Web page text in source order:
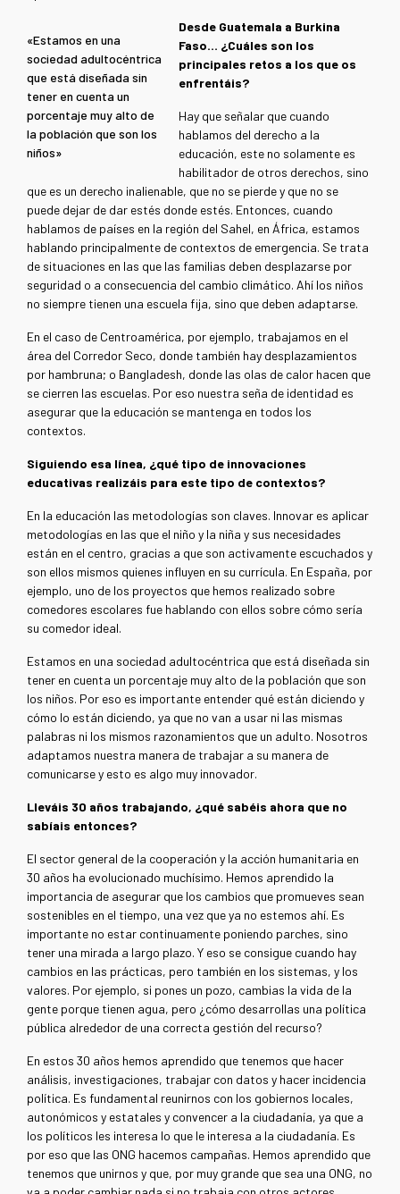
«Estamos en una
sociedad adultocéntrica
que está diseñada sin
tener en cuenta un
porcentaje muy alto de
la población que son los
niños»
Desde Guatemala a Burkina
Faso… ¿Cuáles son los
principales retos a los que os
enfrentáis?
Hay que señalar que cuando
hablamos del derecho a la
educación, este no solamente es
habilitador de otros derechos, sino
que es un derecho inalienable, que no se pierde y que no se
puede dejar de dar estés donde estés. Entonces, cuando
hablamos de países en la región del Sahel, en África, estamos
hablando principalmente de contextos de emergencia. Se trata
de situaciones en las que las familias deben desplazarse por
seguridad o a consecuencia del cambio climático. Ahí los niños
no siempre tienen una escuela fija, sino que deben adaptarse.
En el caso de Centroamérica, por ejemplo, trabajamos en el
área del Corredor Seco, donde también hay desplazamientos
por hambruna; o Bangladesh, donde las olas de calor hacen que
se cierren las escuelas. Por eso nuestra seña de identidad es
asegurar que la educación se mantenga en todos los
contextos.
Siguiendo esa línea, ¿qué tipo de innovaciones
educativas realizáis para este tipo de contextos?
En la educación las metodologías son claves. Innovar es aplicar
metodologías en las que el niño y la niña y sus necesidades
están en el centro, gracias a que son activamente escuchados y
son ellos mismos quienes influyen en su currícula. En España, por
ejemplo, uno de los proyectos que hemos realizado sobre
comedores escolares fue hablando con ellos sobre cómo sería
su comedor ideal.
Estamos en una sociedad adultocéntrica que está diseñada sin
tener en cuenta un porcentaje muy alto de la población que son
los niños. Por eso es importante entender qué están diciendo y
cómo lo están diciendo, ya que no van a usar ni las mismas
palabras ni los mismos razonamientos que un adulto. Nosotros
adaptamos nuestra manera de trabajar a su manera de
comunicarse y esto es algo muy innovador.
Lleváis 30 años trabajando, ¿qué sabéis ahora que no
sabíais entonces?
El sector general de la cooperación y la acción humanitaria en
30 años ha evolucionado muchísimo. Hemos aprendido la
importancia de asegurar que los cambios que promueves sean
sostenibles en el tiempo, una vez que ya no estemos ahí. Es
importante no estar continuamente poniendo parches, sino
tener una mirada a largo plazo. Y eso se consigue cuando hay
cambios en las prácticas, pero también en los sistemas, y los
valores. Por ejemplo, si pones un pozo, cambias la vida de la
gente porque tienen agua, pero ¿cómo desarrollas una política
pública alrededor de una correcta gestión del recurso?
​​En estos 30 años hemos aprendido que tenemos que hacer
análisis, investigaciones, trabajar con datos y hacer incidencia
política. Es fundamental reunirnos con los gobiernos locales,
autonómicos y estatales y convencer a la ciudadanía, ya que a
los políticos les interesa lo que le interesa a la ciudadanía. Es
por eso que las ONG hacemos campañas. Hemos aprendido que
tenemos que unirnos y que, por muy grande que sea una ONG, no